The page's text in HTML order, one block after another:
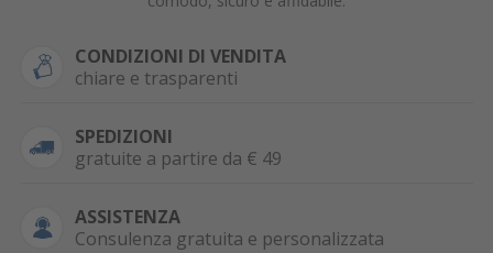
CONDIZIONI DI VENDITA
chiare e trasparenti
SPEDIZIONI
gratuite a partire da € 49
ASSISTENZA
Consulenza gratuita e personalizzata